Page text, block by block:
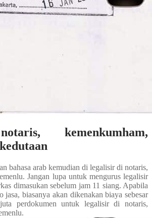
kemenkumham,
bahasa arab kemudian di legalisir di notaris,
Jangan lupa untuk mengurus legalisir
dimasukan sebelum jam 11 siang. Apabila
jasa, biasanya akan dikenakan biaya sebesar
perdokumen untuk legalisir di notaris,